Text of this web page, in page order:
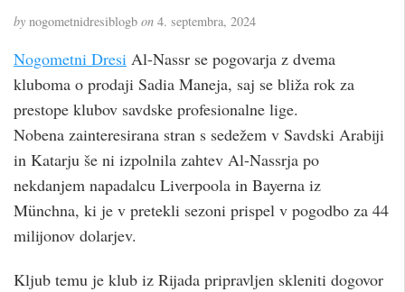
by nogometnidresiblogb on 4. septembra, 2024
Nogometni Dresi Al-Nassr se pogovarja z dvema
kluboma o prodaji Sadia Maneja, saj se bliža rok za
prestope klubov savdske profesionalne lige.
Nobena zainteresirana stran s sedežem v Savdski Arabiji
in Katarju še ni izpolnila zahtev Al-Nassrja po
nekdanjem napadalcu Liverpoola in Bayerna iz
Münchna, ki je v pretekli sezoni prispel v pogodbo za 44
milijonov dolarjev.
Kljub temu je klub iz Rijada pripravljen skleniti dogovor